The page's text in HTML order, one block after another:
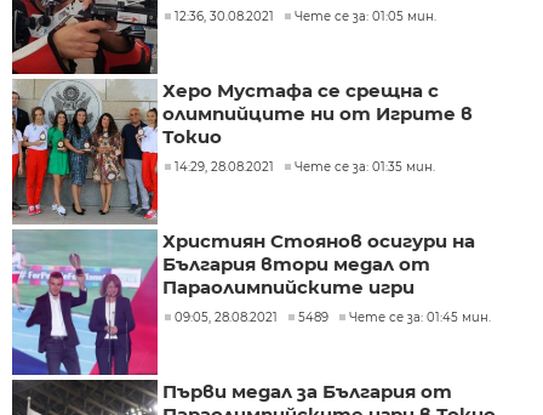
12:36, 30.08.2021 Чете се за: 01:05 мин.
Херо Мустафа се срещна с
олимпийците ни от Игрите в
Токио
14:29, 28.08.2021 Чете се за: 01:35 мин.
Християн Стоянов осигури на
България втори медал от
Параолимпийските игри
09:05, 28.08.2021 5489 Чете се за: 01:45 мин.
Първи медал за България от